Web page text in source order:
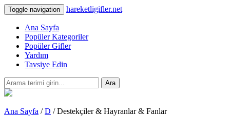
Toggle navigation hareketligifler.net
Ana Sayfa
Popüler Kategoriler
Popüler Gifler
Yardım
Tavsiye Edin
Ara
Ana Sayfa /D / Destekçiler & Hayranlar & Fanlar